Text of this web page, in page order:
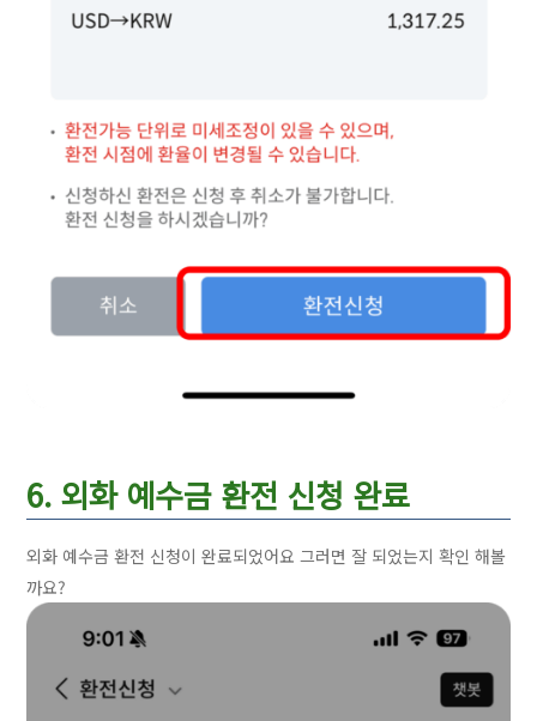
6. 외화 예수금 환전 신청 완료
외화 예수금 환전 신청이 완료되었어요 그러면 잘 되었는지 확인 해볼
까요?